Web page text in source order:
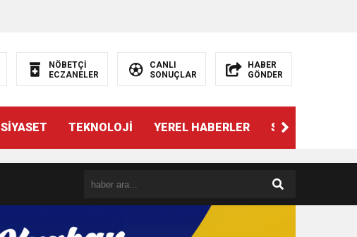
NÖBETÇİ
ECZANELER
CANLI
SONUÇLAR
HABER
GÖNDER
SİYASET TEKNOLOJİ YEREL HABERLER SPOR